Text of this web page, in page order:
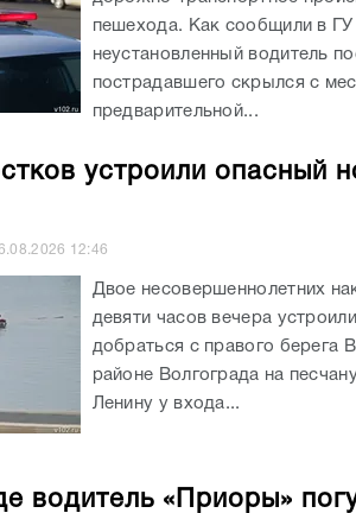
пешехода. Как сообщили в
неустановленный водитель
пострадавшего скрылся с
предварительной...
устроили опасный
12:46
Двое несовершеннолетних
девяти часов вечера
добраться с правого берега
районе Волгограда на
Ленину у входа...
водитель «Приоры»